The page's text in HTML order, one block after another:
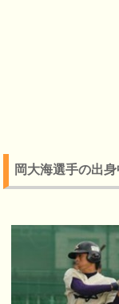
岡大海選手の出